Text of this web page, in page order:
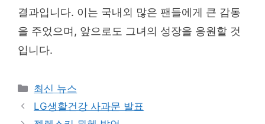
결과입니다. 이는 국내외 많은 팬들에게 큰 감동
을 주었으며, 앞으로도 그녀의 성장을 응원할 것
입니다.
Categories
최신 뉴스
LG생활건강 사과문 발표